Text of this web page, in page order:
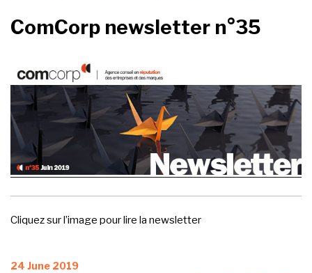
ComCorp newsletter n°35
Cliquez sur l’image pour lire la newsletter
Posted
24 June 2019